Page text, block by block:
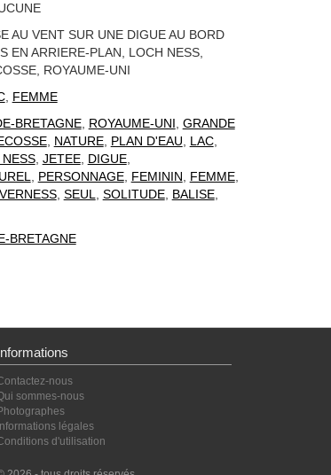
AU VENT SUR UNE DIGUE AU BORD
EN ARRIERE-PLAN, LOCH NESS,
ROYAUME-UNI
, FEMME
BRETAGNE, ROYAUME-UNI GRANDE
, NATURE, PLAN D'EAU LAC,
, JETEE, DIGUE,
PERSONNAGE, FEMININ FEMME,
, SEUL SOLITUDE, BALISE,
BRETAGNE
nous
sommes-nous
Informations légales
d'utilisation